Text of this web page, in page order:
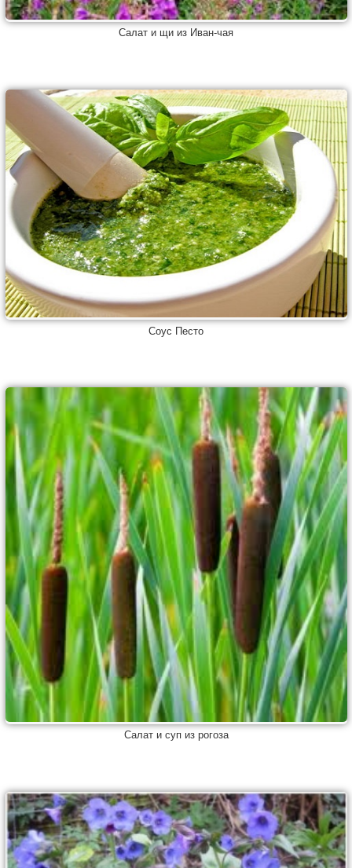
Салат и щи из Иван-чая
Соус Песто
Салат и суп из рогоза